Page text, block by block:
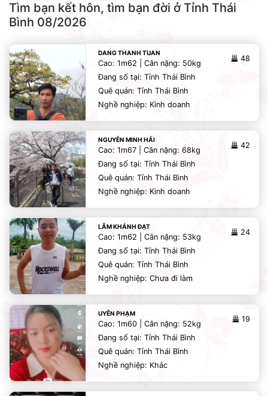
Tìm bạn kết hôn, tìm bạn đời ở Tỉnh Thái
Bình 08/2026
DANG THANH TUAN
48
Cao: 1m62 | Cân nặng: 50kg
Đang số tại: Tỉnh Thái Bình
Quê quán: Tỉnh Thái Bình
Nghề nghiệp: Kinh doanh
NGUYỄN MINH HẢI
42
Cao: 1m67 | Cân nặng: 68kg
Đang số tại: Tỉnh Thái Bình
Quê quán: Tỉnh Thái Bình
Nghề nghiệp: Kinh doanh
LÂM KHÁNH ĐẠT
24
Cao: 1m62 | Cân nặng: 53kg
Đang số tại: Tỉnh Thái Bình
Quê quán: Tỉnh Thái Bình
Nghề nghiệp: Chưa đi làm
UYÊN PHẠM
19
Cao: 1m60 | Cân nặng: 52kg
Đang số tại: Tỉnh Thái Bình
Quê quán: Tỉnh Thái Bình
Nghề nghiệp: Khác